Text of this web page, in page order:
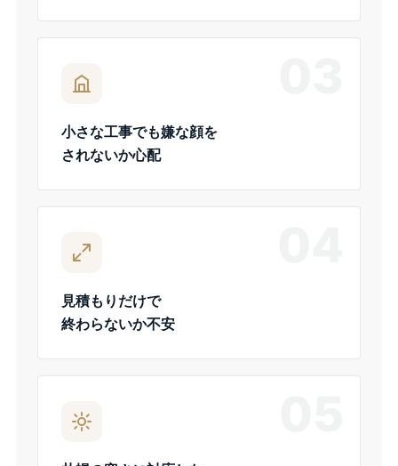
小さな工事でも嫌な顔を
されないか心配
見積もりだけで
終わらないか不安